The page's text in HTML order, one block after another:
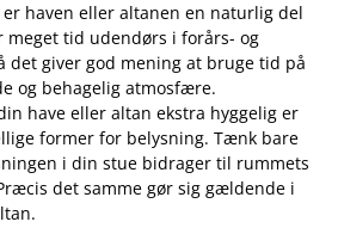
er haven eller altanen en naturlig del
tid udendørs i forårs- og
det giver god mening at bruge tid på
og behagelig atmosfære.
have eller altan ekstra hyggelig er
former for belysning. Tænk bare
i din stue bidrager til rummets
det samme gør sig gældende i